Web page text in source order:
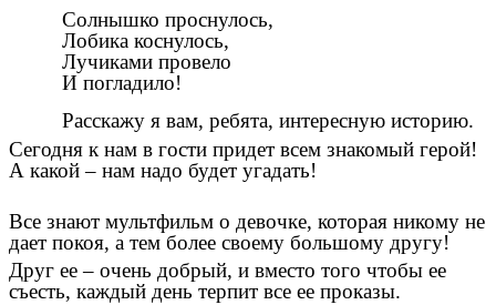
Солнышко проснулось,
Лобика коснулось,
Лучиками провело
И погладило!
Расскажу я вам, ребята, интересную историю.
Сегодня к нам в гости придет всем знакомый герой!
А какой – нам надо будет угадать!
Все знают мультфильм о девочке, которая никому не
дает покоя, а тем более своему большому другу!
Друг ее – очень добрый, и вместо того чтобы ее
съесть, каждый день терпит все ее проказы.